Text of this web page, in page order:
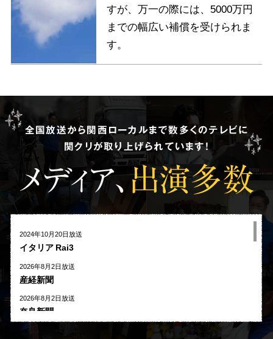
すが、万一の際には、5000万円
までの幅広い補償を受けられま
す。
全国放送から関西ローカルまで数多くのテレビに
関クリが取り上げられています!
メディア、出演多数
2024年10月20日放送
イタリア Rai3
2026年8月2日放送
産経新聞
2026年8月2日放送
奈良新聞
2026年8月1日放送